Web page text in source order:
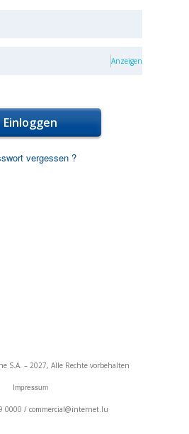
Anzeigen
Einloggen
vergessen ?
S.A. – 2027, Alle Rechte vorbehalten
Impressum
0000 / commercial@internet.lu